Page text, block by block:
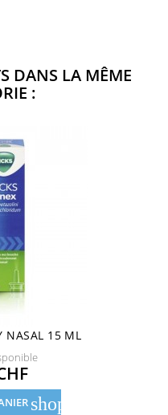
DANS LA MÊME
:
NASAL 15 ML
shopping_cart